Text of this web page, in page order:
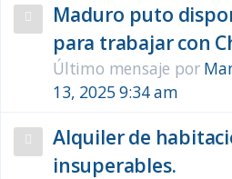
Maduro puto
para trabajar con
Último mensaje por
13, 2025 9:34 am
Alquiler de
insuperables.